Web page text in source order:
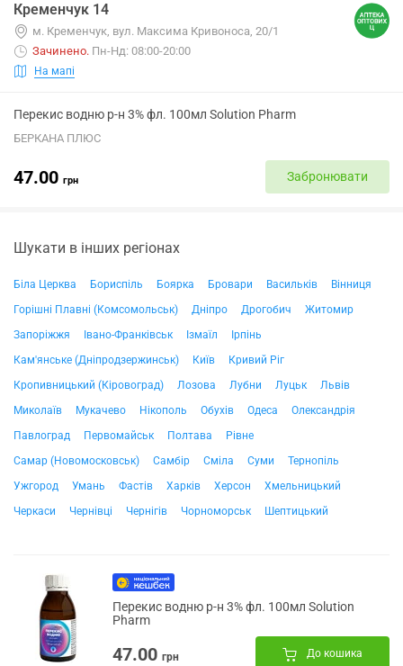
Кременчук 14
м. Кременчук, вул. Максима Кривоноса, 20/1
Зачинено. Пн-Нд: 08:00-20:00
На мапі
Перекис водню р-н 3% фл. 100мл Solution Pharm
БЕРКАНА ПЛЮС
47.00 грн Забронювати
Шукати в інших регіонах
Біла Церква Бориспіль Боярка Бровари Васильків
Вінниця
Горішні Плавні (Комсомольськ)
Дніпро Дрогобич
Житомир
Запоріжжя
Івано-Франківськ Ізмаїл
Ірпінь
Кам'янське (Дніпродзержинськ)
Київ
Кривий Ріг
Кропивницький (Кіровоград)
Лозова Лубни Луцьк
Львів
Миколаїв
Мукачево Нікополь Обухів Одеса
Олександрія
Павлоград
Первомайськ Полтава
Рівне
Самар (Новомосковськ)
Самбір Сміла Суми
Тернопіль
Ужгород
Умань Фастів Харків Херсон
Хмельницький
Черкаси
Чернівці Чернігів Чорноморськ Шептицький
Перекис водню р-н 3% фл. 100мл Solution
Pharm
47.00 грн До кошика